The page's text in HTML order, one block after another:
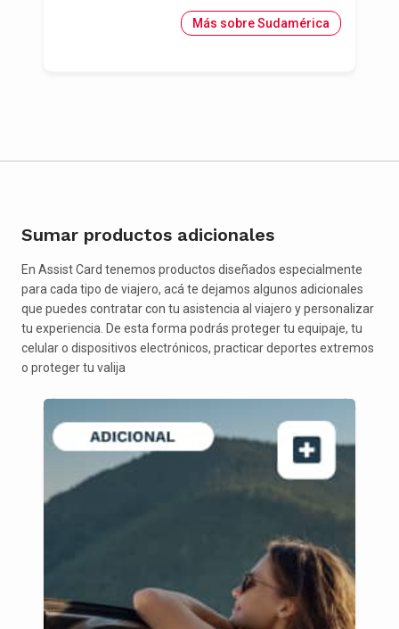
Más sobre Sudamérica
Sumar productos adicionales
En Assist Card tenemos productos diseñados especialmente
para cada tipo de viajero, acá te dejamos algunos adicionales
que puedes contratar con tu asistencia al viajero y personalizar
tu experiencia. De esta forma podrás proteger tu equipaje, tu
celular o dispositivos electrónicos, practicar deportes extremos
o proteger tu valija